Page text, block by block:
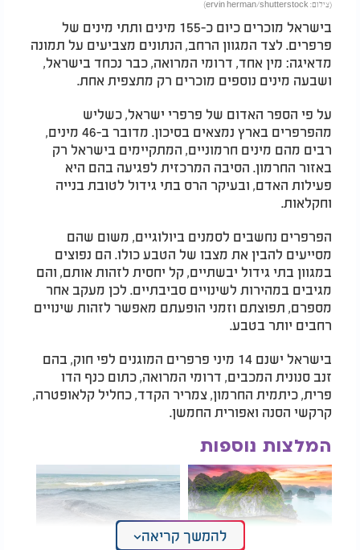
Video
(צילום: ervin herman/shutterstock)
בישראל מוכרים כיום כ-155 מינים ותתי מינים של
פרפרים. לצד המגוון הרחב, הנתונים מצביעים על תמונה
מדאיגה: מין אחד, דרומי המרואה, כבר נכחד בישראל,
ושבעה מינים נוספים מוכרים רק מתצפית אחת.
על פי הספר האדום של פרפרי ישראל, כשליש
מהפרפרים בארץ נמצאים בסיכון. מדובר ב-46 מינים,
רבים מהם מינים חרמוניים, המתקיימים בישראל רק
באזור החרמון. הסיבה המרכזית לפגיעה בהם היא
פעילות האדם, ובעיקר הרס בתי גידול לטובת בנייה
וחקלאות.
הפרפרים נחשבים לסמנים ביולוגיים, משום שהם
מסייעים להבין את מצבו של הטבע כולו. הם נפוצים
במגוון בתי גידול יבשתיים, קל יחסית לזהות אותם, והם
מגיבים במהירות לשינויים סביבתיים. לכן מעקב אחר
מספרם, תפוצתם וזמני הופעתם מאפשר לזהות שינויים
רחבים יותר בטבע.
בישראל ישנם 14 מיני פרפרים המוגנים לפי חוק, בהם
זנב סנונית המכבים, דרומי המרואה, כתום כנף הדו
פרית, כיתמית החרמון, צמריר הקדד, כחליל קלאופטרה,
קרקשי הסנה ואפורית החמשן.
המלצות נוספות
להמשך קריאה